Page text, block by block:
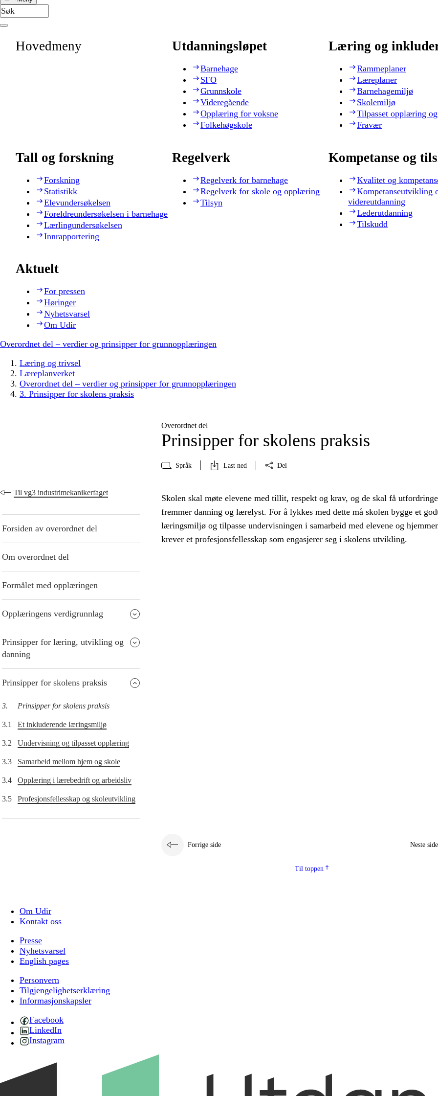
Hovedmeny Utdanningsløpet
Barnehage
SFO
Grunnskole
Videregående
Opplæring for voksne
Folkehøgskole
Læring og
Rammeplaner
Læreplaner
Barnehagemiljø
Skolemiljø
Tilpasset opplæring
Fravær
Tall og forskning
Forskning
Statistikk
Elevundersøkelsen
Foreldreundersøkelsen i barnehage
Lærlingundersøkelsen
Innrapportering
Regelverk
Regelverk for barnehage
Regelverk for skole og opplæring
Tilsyn
Kompetanse og
Kvalitet og
Kompetanseutvikling
videreutdanning
Lederutdanning
Tilskudd
Aktuelt
For pressen
Høringer
Nyhetsvarsel
Om Udir
Overordnet del – verdier og prinsipper for grunnopplæringen
Læring og trivsel
Læreplanverket
Overordnet del – verdier og prinsipper for grunnopplæringen
3. Prinsipper for skolens praksis
Overordnet del
Prinsipper for skolens praksis
Språk Last ned Del
Til vg3 industrimekanikerfaget
Forsiden av overordnet del
Om overordnet del
Formålet med opplæringen
Opplæringens verdigrunnlag
Prinsipper for læring, utvikling og
danning
Prinsipper for skolens praksis
3. Prinsipper for skolens praksis
3.1 Et inkluderende læringsmiljø
3.2 Undervisning og tilpasset opplæring
3.3 Samarbeid mellom hjem og skole
3.4 Opplæring i lærebedrift og arbeidsliv
3.5 Profesjonsfellesskap og skoleutvikling
Skolen skal møte elevene med tillit, respekt og krav, og de skal få
fremmer danning og lærelyst. For å lykkes med dette må skolen bygge et
læringsmiljø og tilpasse undervisningen i samarbeid med elevene og
krever et profesjonsfellesskap som engasjerer seg i skolens utvikling.
Forrige side Neste side
Til toppen
Om Udir
Kontakt oss
Presse
Nyhetsvarsel
English pages
Personvern
Tilgjengelighetserklæring
Informasjonskapsler
Facebook
LinkedIn
Instagram